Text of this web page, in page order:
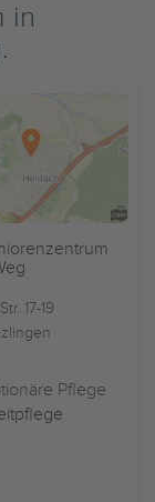
in
17-19
Pflege